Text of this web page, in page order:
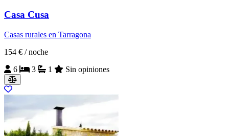
Casa Cusa
Casas rurales en Tarragona
154 € / noche
6
3 1 Sin opiniones